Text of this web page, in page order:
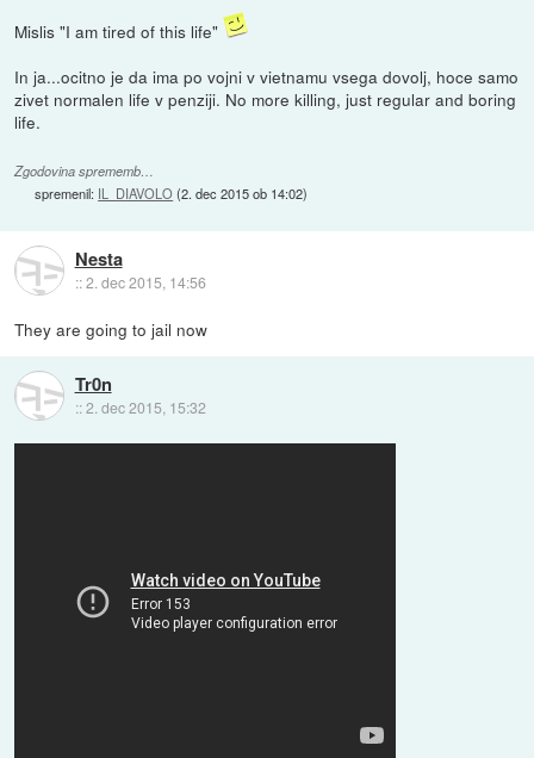
Mislis "I am tired of this life"
In ja...ocitno je da ima po vojni v vietnamu vsega dovolj, hoce samo
zivet normalen life v penziji. No more killing, just regular and boring
life.
Zgodovina sprememb…
spremenil: IL_DIAVOLO(2. dec 2015 ob 14:02)
Nesta
::2. dec 2015, 14:56
They are going to jail now
Tr0n
::2. dec 2015, 15:32